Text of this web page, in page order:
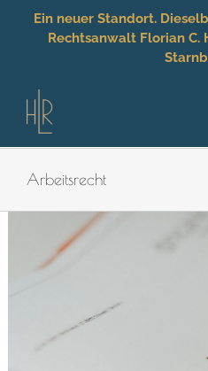
Ein neuer Standort.
Rechtsanwalt Florian C.
springen
Arbeitsrecht